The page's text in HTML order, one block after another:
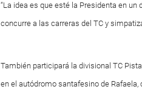
“La idea es que esté la Presidenta en
concurre a las carreras del TC y
También participará la divisional TC
en el autódromo santafesino de